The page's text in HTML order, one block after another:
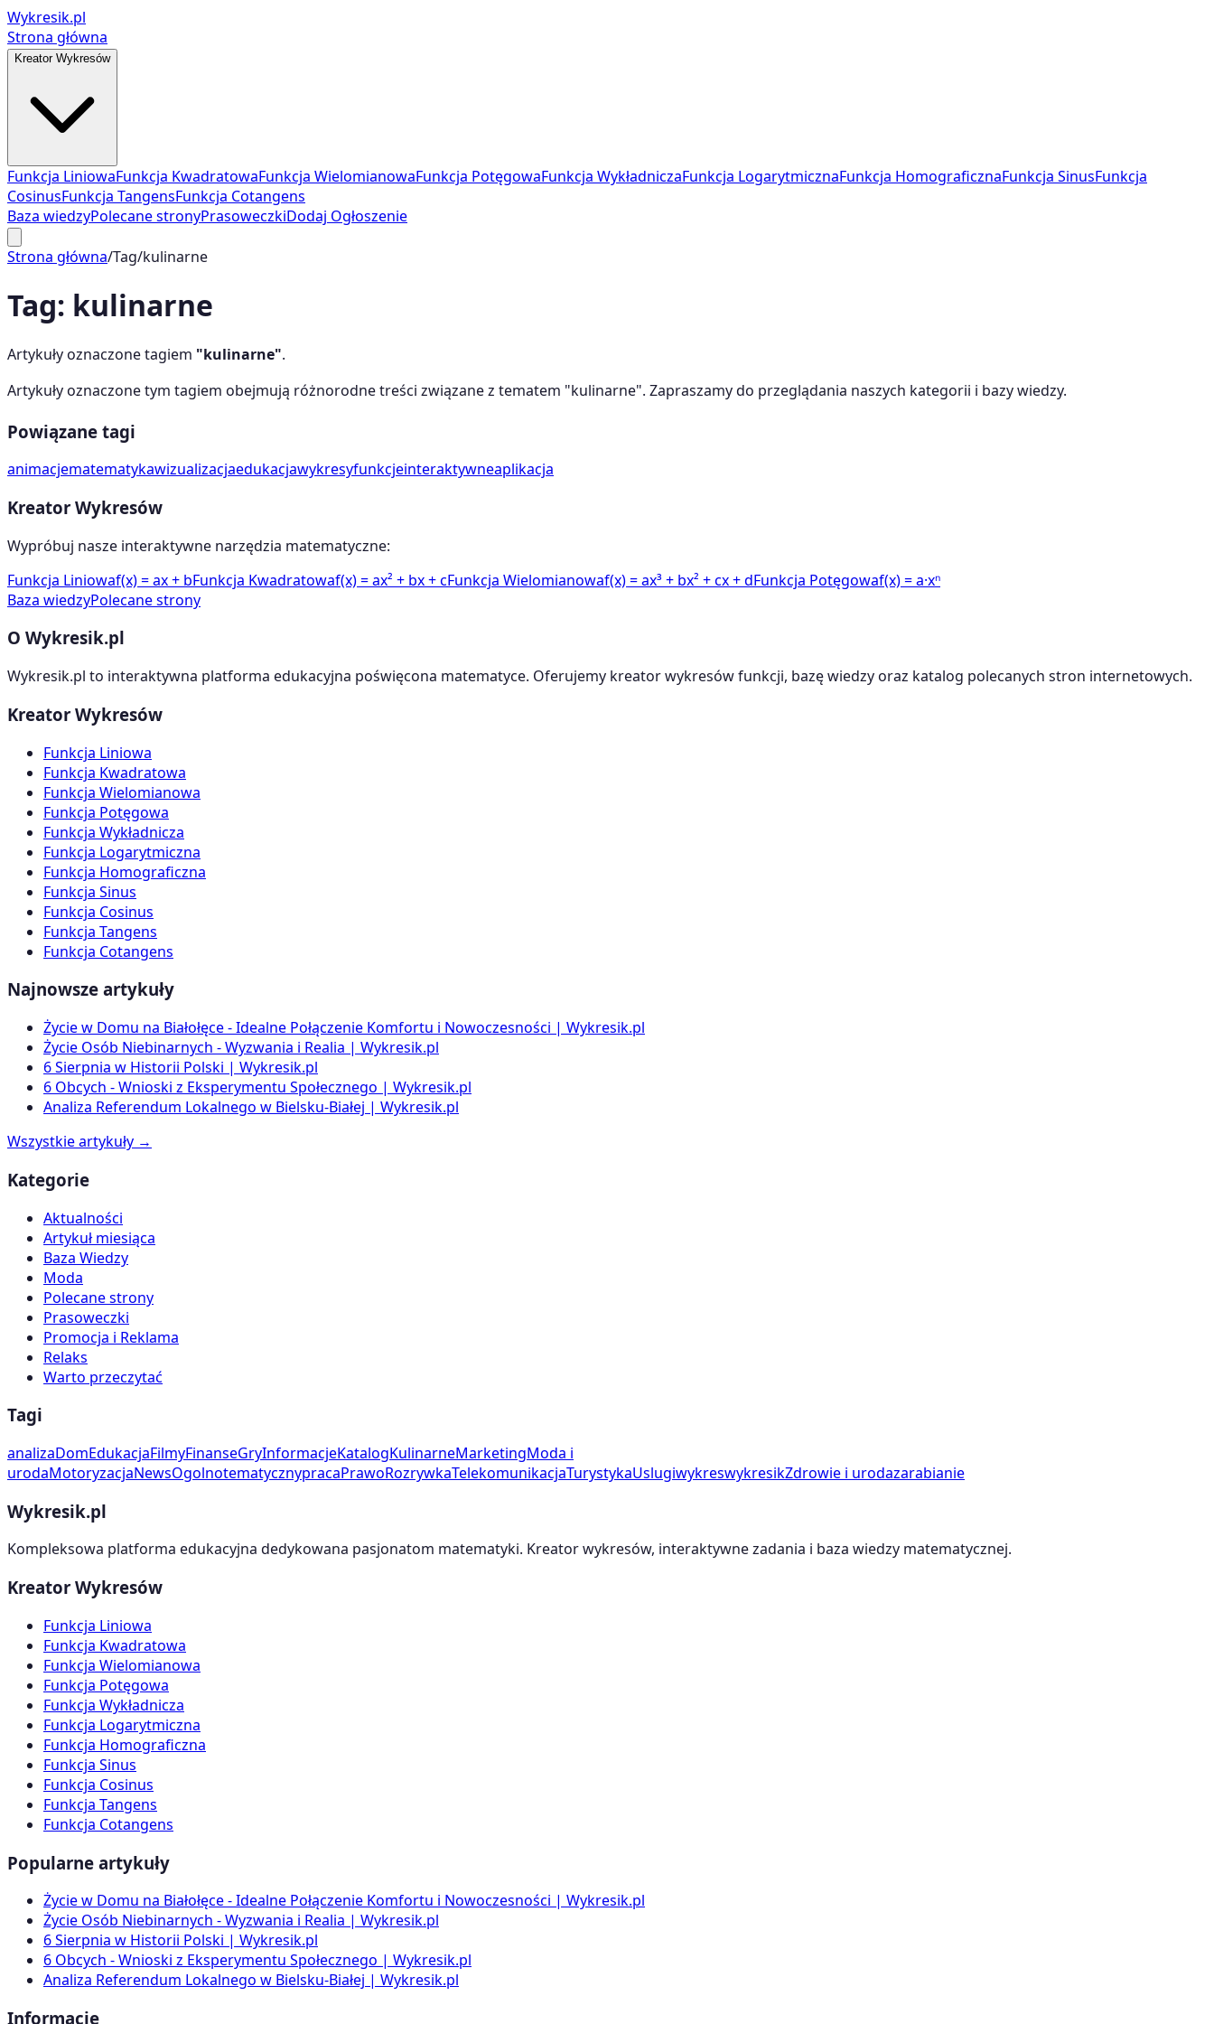
Wykresik.pl
Strona główna
Kreator Wykresów
Funkcja LiniowaFunkcja KwadratowaFunkcja WielomianowaFunkcja PotęgowaFunkcja WykładniczaFunkcja LogarytmicznaFunkcja HomograficznaFunkcja SinusFunkcja
CosinusFunkcja TangensFunkcja Cotangens
Baza wiedzyPolecane stronyPrasoweczkiDodaj Ogłoszenie
Strona główna/Tag/kulinarne
Tag: kulinarne
Artykuły oznaczone tagiem "kulinarne".
Artykuły oznaczone tym tagiem obejmują różnorodne treści związane z tematem "kulinarne". Zapraszamy do przeglądania naszych kategorii i bazy wiedzy.
Powiązane tagi
animacjematematykawizualizacjaedukacjawykresyfunkcjeinteraktywneaplikacja
Kreator Wykresów
Wypróbuj nasze interaktywne narzędzia matematyczne:
Funkcja Liniowaf(x) = ax + bFunkcja Kwadratowaf(x) = ax² + bx + cFunkcja Wielomianowaf(x) = ax³ + bx² + cx + dFunkcja Potęgowaf(x) = a·xⁿ
Baza wiedzyPolecane strony
O Wykresik.pl
Wykresik.pl to interaktywna platforma edukacyjna poświęcona matematyce. Oferujemy kreator wykresów funkcji, bazę wiedzy oraz katalog polecanych stron internetowych.
Kreator Wykresów
Funkcja Liniowa
Funkcja Kwadratowa
Funkcja Wielomianowa
Funkcja Potęgowa
Funkcja Wykładnicza
Funkcja Logarytmiczna
Funkcja Homograficzna
Funkcja Sinus
Funkcja Cosinus
Funkcja Tangens
Funkcja Cotangens
Najnowsze artykuły
Życie w Domu na Białołęce - Idealne Połączenie Komfortu i Nowoczesności | Wykresik.pl
Życie Osób Niebinarnych - Wyzwania i Realia | Wykresik.pl
6 Sierpnia w Historii Polski | Wykresik.pl
6 Obcych - Wnioski z Eksperymentu Społecznego | Wykresik.pl
Analiza Referendum Lokalnego w Bielsku-Białej | Wykresik.pl
Wszystkie artykuły →
Kategorie
Aktualności
Artykuł miesiąca
Baza Wiedzy
Moda
Polecane strony
Prasoweczki
Promocja i Reklama
Relaks
Warto przeczytać
Tagi
analizaDomEdukacjaFilmyFinanseGryInformacjeKatalogKulinarneMarketingModa i
urodaMotoryzacjaNewsOgolnotematycznypracaPrawoRozrywkaTelekomunikacjaTurystykaUslugiwykreswykresikZdrowie i urodazarabianie
Wykresik.pl
Kompleksowa platforma edukacyjna dedykowana pasjonatom matematyki. Kreator wykresów, interaktywne zadania i baza wiedzy matematycznej.
Kreator Wykresów
Funkcja Liniowa
Funkcja Kwadratowa
Funkcja Wielomianowa
Funkcja Potęgowa
Funkcja Wykładnicza
Funkcja Logarytmiczna
Funkcja Homograficzna
Funkcja Sinus
Funkcja Cosinus
Funkcja Tangens
Funkcja Cotangens
Popularne artykuły
Życie w Domu na Białołęce - Idealne Połączenie Komfortu i Nowoczesności | Wykresik.pl
Życie Osób Niebinarnych - Wyzwania i Realia | Wykresik.pl
6 Sierpnia w Historii Polski | Wykresik.pl
6 Obcych - Wnioski z Eksperymentu Społecznego | Wykresik.pl
Analiza Referendum Lokalnego w Bielsku-Białej | Wykresik.pl
Informacje